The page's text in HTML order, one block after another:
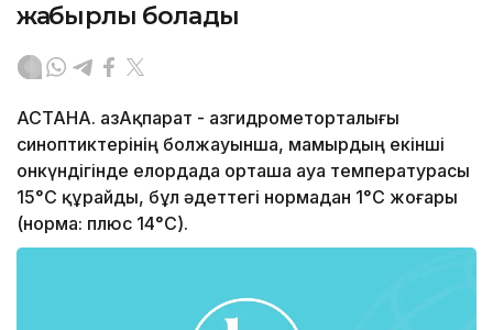
жаңбырлы болады
АСТАНА. ҚазАқпарат - Қазгидрометорталығы
синоптиктерінің болжауынша, мамырдың екінші
онкүндігінде елордада орташа ауа температурасы
15°С құрайды, бұл әдеттегі нормадан 1°С жоғары
(норма: плюс 14°С).